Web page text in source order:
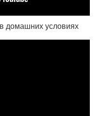
домашних условиях